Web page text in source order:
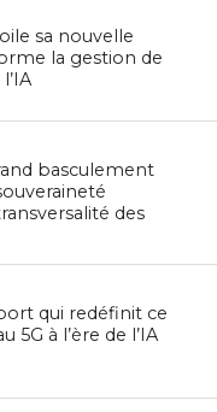
sa nouvelle
la gestion de
basculement
des
qui redéfinit ce
5G à l’ère de l’IA